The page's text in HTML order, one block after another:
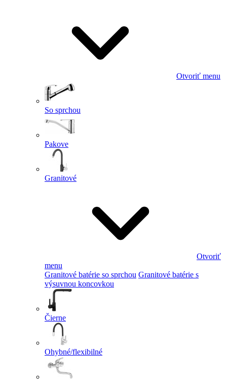
Otvoriť menu
So sprchou
Pakove
Granitové
Otvoriť
menu
Granitové batérie so sprchou Granitové batérie s
výsuvnou koncovkou
Čierne
Ohybné/flexibilné